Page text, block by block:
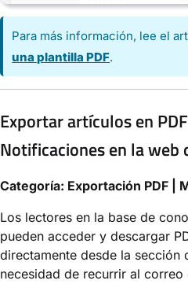
Para más información, lee el
una plantilla PDF.
Exportar artículos en
Notificaciones en la web
Categoría: Exportación PDF |
Los lectores en la base de
pueden acceder y descargar
directamente desde la sección
necesidad de recurrir al correo